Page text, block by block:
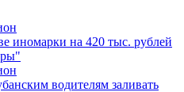
иномарки на 420 тыс. рублей
водителям заливать